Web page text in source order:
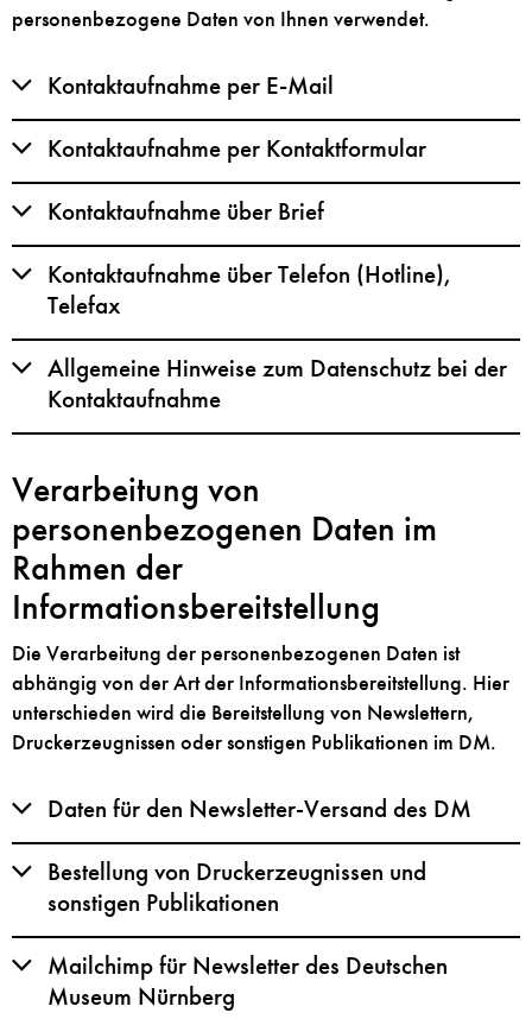
personenbezogene Daten von Ihnen verwendet.
Kontaktaufnahme per E-Mail
Kontaktaufnahme per Kontaktformular
Kontaktaufnahme über Brief
Kontaktaufnahme über Telefon (Hotline),
Telefax
Allgemeine Hinweise zum Datenschutz bei der
Kontaktaufnahme
Verarbeitung von
personenbezogenen Daten im
Rahmen der
Informationsbereitstellung
Die Verarbeitung der personenbezogenen Daten ist
abhängig von der Art der Informationsbereitstellung. Hier
unterschieden wird die Bereitstellung von Newslettern,
Druckerzeugnissen oder sonstigen Publikationen im DM.
Daten für den Newsletter-Versand des DM
Bestellung von Druckerzeugnissen und
sonstigen Publikationen
Mailchimp für Newsletter des Deutschen
Museum Nürnberg